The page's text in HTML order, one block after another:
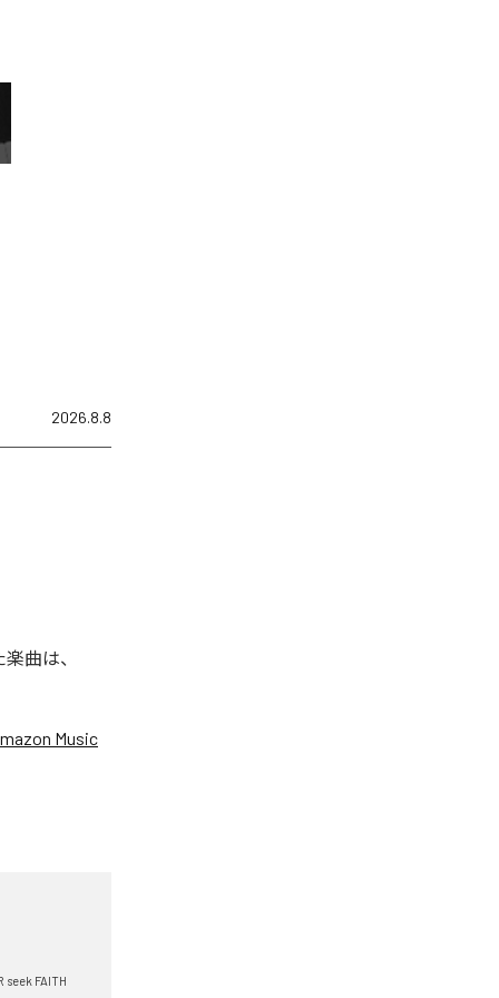
2026.8.8
曲は、
Music
seek FAITH